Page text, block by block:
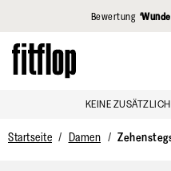
Klicken Sie hier, um unsere
Bewertung
Skip
to
KEINE
Startseite Damen